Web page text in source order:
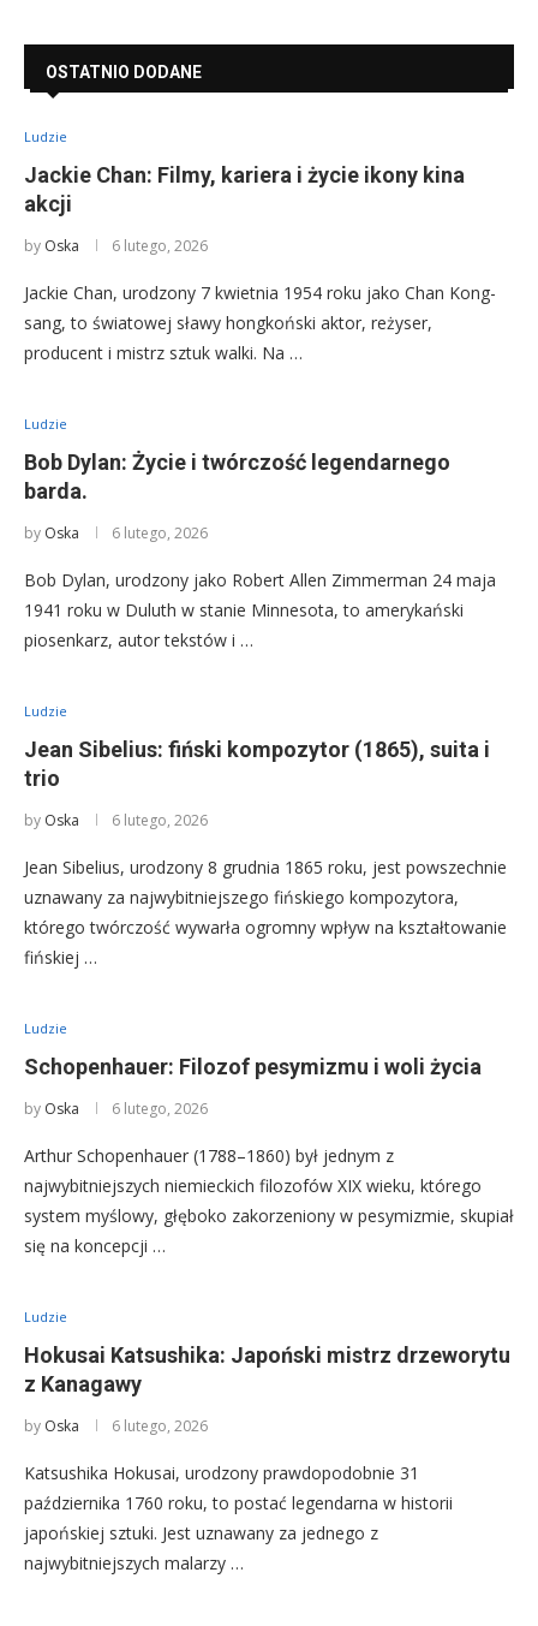
OSTATNIO DODANE
Ludzie
Jackie Chan: Filmy, kariera i życie ikony kina
akcji
by Oska 6 lutego, 2026
Jackie Chan, urodzony 7 kwietnia 1954 roku jako Chan Kong-
sang, to światowej sławy hongkoński aktor, reżyser,
producent i mistrz sztuk walki. Na …
Ludzie
Bob Dylan: Życie i twórczość legendarnego
barda.
by Oska 6 lutego, 2026
Bob Dylan, urodzony jako Robert Allen Zimmerman 24 maja
1941 roku w Duluth w stanie Minnesota, to amerykański
piosenkarz, autor tekstów i …
Ludzie
Jean Sibelius: fiński kompozytor (1865), suita i
trio
by Oska 6 lutego, 2026
Jean Sibelius, urodzony 8 grudnia 1865 roku, jest powszechnie
uznawany za najwybitniejszego fińskiego kompozytora,
którego twórczość wywarła ogromny wpływ na kształtowanie
fińskiej …
Ludzie
Schopenhauer: Filozof pesymizmu i woli życia
by Oska 6 lutego, 2026
Arthur Schopenhauer (1788–1860) był jednym z
najwybitniejszych niemieckich filozofów XIX wieku, którego
system myślowy, głęboko zakorzeniony w pesymizmie, skupiał
się na koncepcji …
Ludzie
Hokusai Katsushika: Japoński mistrz drzeworytu
z Kanagawy
by Oska 6 lutego, 2026
Katsushika Hokusai, urodzony prawdopodobnie 31
października 1760 roku, to postać legendarna w historii
japońskiej sztuki. Jest uznawany za jednego z
najwybitniejszych malarzy …